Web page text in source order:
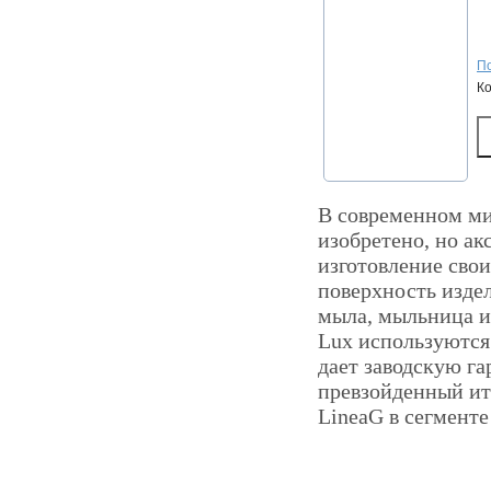
В современном
изобретено, но
изготовление
поверхность
мыла, мыльница
Lux
дает заводскую
превзойденный
LineaG в